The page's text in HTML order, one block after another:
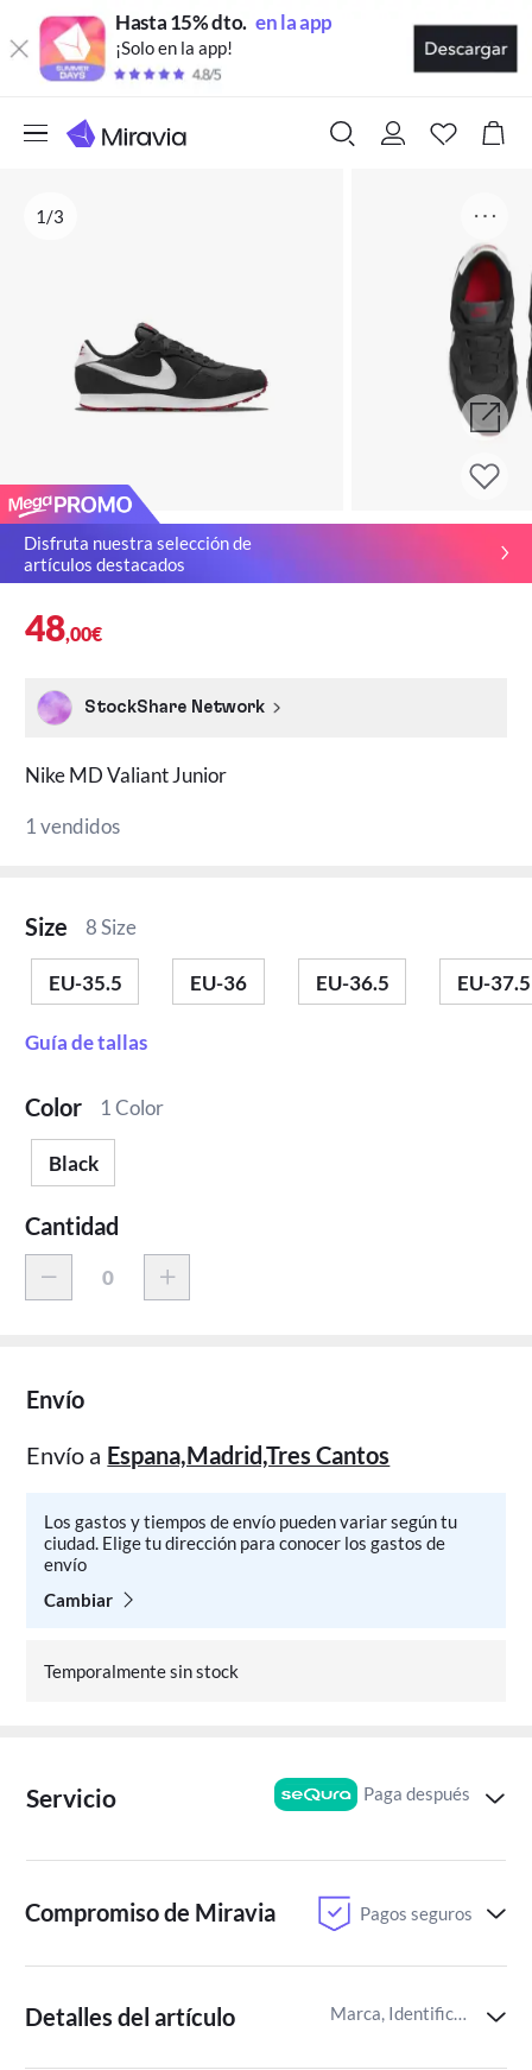
Hasta 15% dto. en la app
¡Solo en la app!
1/3
Disfruta nuestra selección de
artículos destacados
48,00€
StockShare Network
Nike MD Valiant Junior
1 vendidos
Size 8 Size
EU-35.5 EU-36 EU-36.5 EU-37.5
Guía de tallas
Color 1 Color
Black
Cantidad
Envío
Envío a Espana,Madrid,Tres Cantos
Los gastos y tiempos de envío pueden variar según tu
ciudad. Elige tu dirección para conocer los gastos de
envío
Cambiar
Temporalmente sin stock
Servicio Paga después
Compromiso de Miravia Pagos seguros
Detalles del artículo Marca, Identificador del artículo de Miravia